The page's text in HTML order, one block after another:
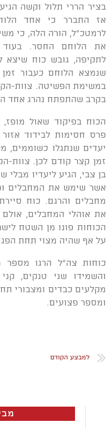
בציר הררי תלול וקשה
אז התברר כי אחד
לרמטכ"ל, הורה הלה, כי
את הלוחם החסר.
לתקיפה, גובש כוח
שנמצא הלוחם כעבור
בקרב שהתפתח נהרג אחד
הכוח בפיקוד שאול
פרס חסימות לבידוד
יעדים שנתגלו
בן צבי, הגיע ליעדיו מבלי
אשר שימש את המחבלים
מחבלים והרגם. כוח
את אוהלי המחבלים,
הכוחות פונו מן השטח
על אף שהיה מצוי תחת
כוחות צה"ל הרגו
והשמידו שני טנקים,
מקלעים כבדים ומצבורי
ומספר פצועים.
למבצע הקודם